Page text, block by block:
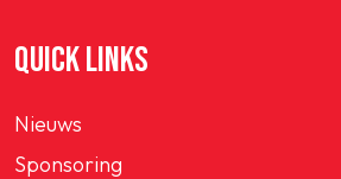
QUICK LINKS
Nieuws
Sponsoring